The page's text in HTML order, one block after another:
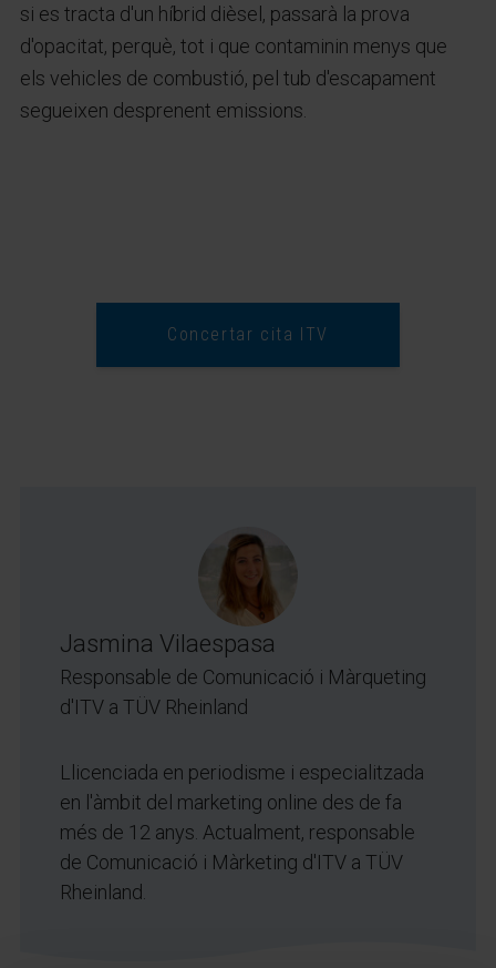
si es tracta d'un híbrid dièsel, passarà la prova
d'opacitat, perquè, tot i que contaminin menys que
els vehicles de combustió, pel tub d'escapament
segueixen desprenent emissions.
Concertar cita ITV
Jasmina Vilaespasa
Responsable de Comunicació i Màrqueting
d'ITV a TÜV Rheinland
Llicenciada en periodisme i especialitzada
en l'àmbit del marketing online des de fa
més de 12 anys. Actualment, responsable
de Comunicació i Màrketing d'ITV a TÜV
Rheinland.